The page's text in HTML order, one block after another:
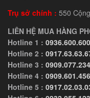
Trụ sở chính : 550
LIÊN HỆ MUA HÀNG
Hotline 1 : 0936.600.600
Hotline 2 :
Hotline 3 : 0909.077.234
Hotline 4 : 0909.601.456
Hotline 5 :